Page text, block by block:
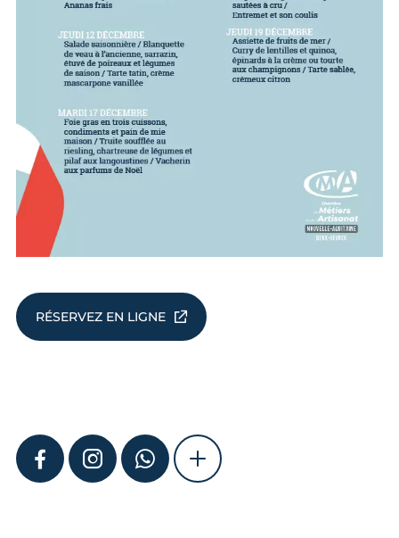
RÉSERVEZ EN LIGNE
FACEBOOKINSTAGRAMWHATSAPPSHOW MORE